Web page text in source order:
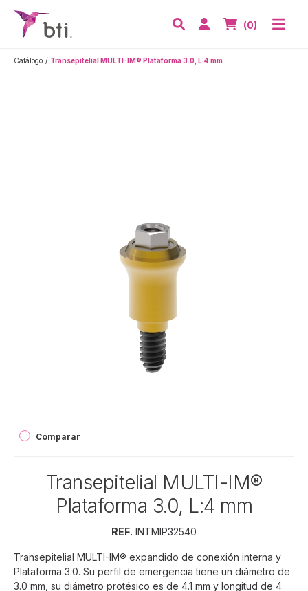
BTI - Human Tecnology
Acceder
Nº de
(0)
Catálogo Transepitelial MULTI-IM® Plataforma 3.0, L:4 mm
Comparar
Transepitelial MULTI-IM®
Plataforma 3.0, L:4 mm
REF. INTMIP32540
Transepitelial MULTI-IM® expandido de conexión interna y
Plataforma 3.0. Su perfil de emergencia tiene un diámetro de
3.0 mm, su diámetro protésico es de 4.1 mm y longitud de 4